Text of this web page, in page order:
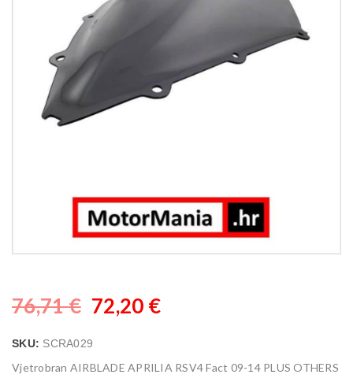
76,71€ 72,20 €
SKU: SCRA029
Vjetrobran AIRBLADE APRILIA RSV4 Fact 09-14 PLUS OTHERS